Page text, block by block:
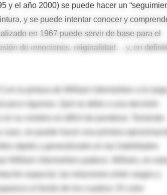
y el año 2000) se puede hacer un
y se puede intentar conocer y
en 1967 puede servir de base para el
de emociones, originalidad… y, en
en la pintura de William Utermohlen a lo
poco riguroso. Qué se debe a una decisión
se puede hacer una primera
rápido y generalizado en las habilidades
William Utermohlen padece. William, en
espacial, las relaciones entre rasgos y
el fondo de los cuadros. El color